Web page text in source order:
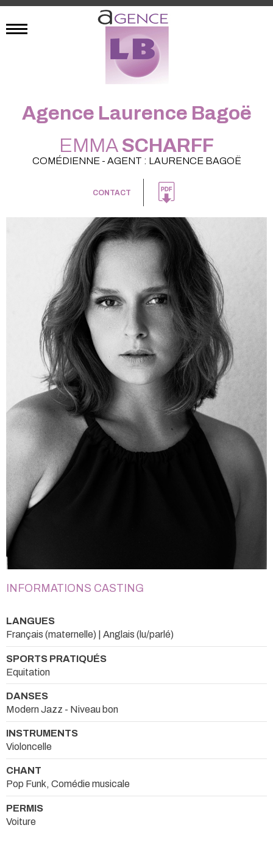
Agence Laurence Bagoë
EMMA SCHARFF
COMÉDIENNE - AGENT : LAURENCE BAGOË
CONTACT
INFORMATIONS CASTING
LANGUES
Français (maternelle) | Anglais (lu/parlé)
SPORTS PRATIQUÉS
Equitation
DANSES
Modern Jazz - Niveau bon
INSTRUMENTS
Violoncelle
CHANT
Pop Funk, Comédie musicale
PERMIS
Voiture